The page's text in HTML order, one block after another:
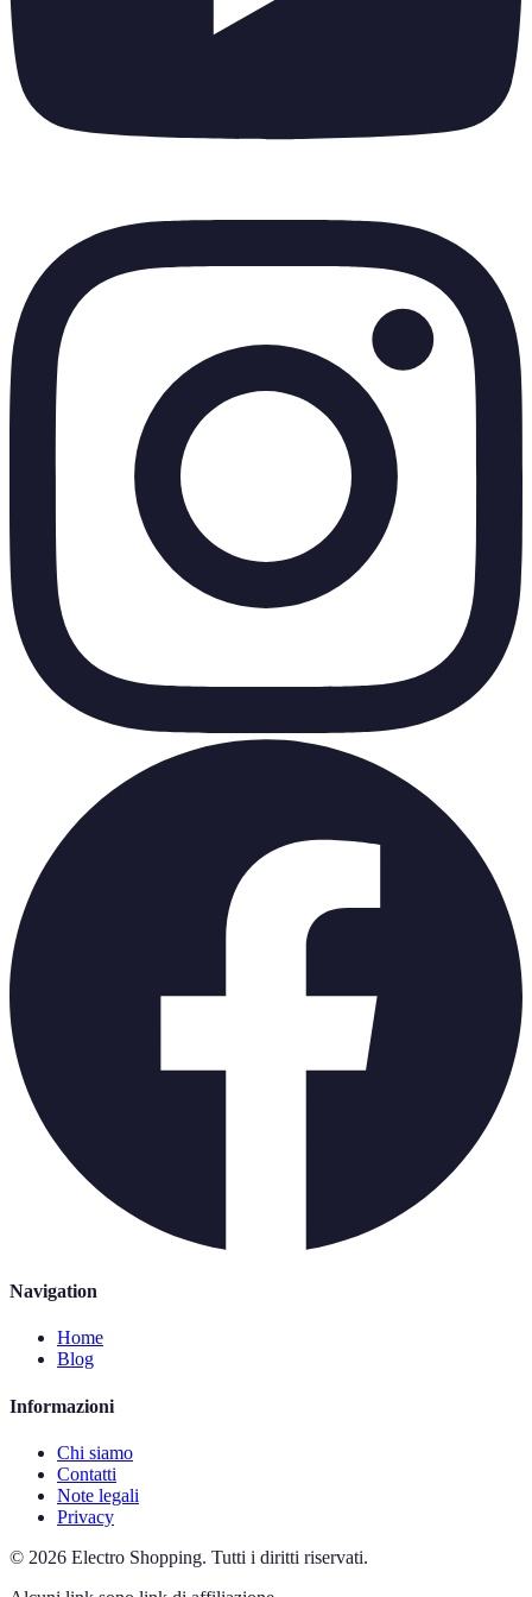
Navigation
Home
Blog
Informazioni
Chi siamo
Contatti
Note legali
Privacy
© 2026 Electro Shopping. Tutti i diritti riservati.